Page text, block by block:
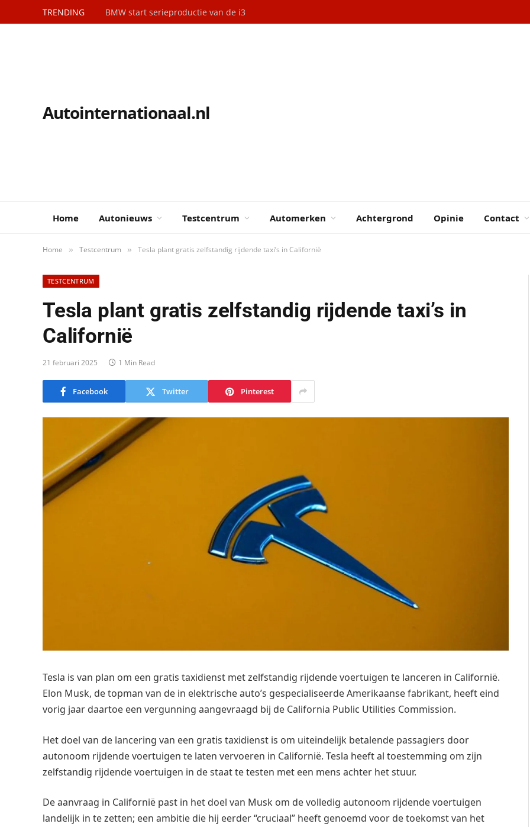
TRENDING BMW start serieproductie van de i3
Autointernationaal.nl
Home Autonieuws Testcentrum Automerken Achtergrond Opinie Contact
Home » Testcentrum » Tesla plant gratis zelfstandig rijdende taxi’s in Californië
TESTCENTRUM
Tesla plant gratis zelfstandig rijdende taxi’s in
Californië
21 februari 2025 1 Min Read
Facebook Twitter Pinterest
Tesla is van plan om een ​​gratis taxidienst met zelfstandig rijdende voertuigen te lanceren in Californië.
Elon Musk, de topman van de in elektrische auto’s gespecialiseerde Amerikaanse fabrikant, heeft eind
vorig jaar daartoe een vergunning aangevraagd bij de California Public Utilities Commission.
Het doel van de lancering van een gratis taxidienst is om uiteindelijk betalende passagiers door
autonoom rijdende voertuigen te laten vervoeren in Californië. Tesla heeft al toestemming om zijn
zelfstandig rijdende voertuigen in de staat te testen met een mens achter het stuur.
De aanvraag in Californië past in het doel van Musk om de volledig autonoom rijdende voertuigen
landelijk in te zetten; een ambitie die hij eerder “cruciaal” heeft genoemd voor de toekomst van het